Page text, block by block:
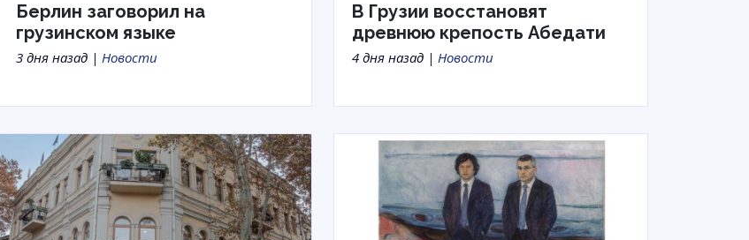
Берлин заговорил на
грузинском языке
3 дня назад | Новости
В Грузии восстановят
древнюю крепость Абедати
4 дня назад | Новости